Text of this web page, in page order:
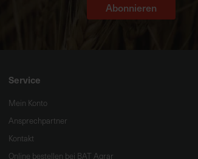
Abonnieren
Service
Mein Konto
Ansprechpartner
Kontakt
Online bestellen bei BAT Agrar